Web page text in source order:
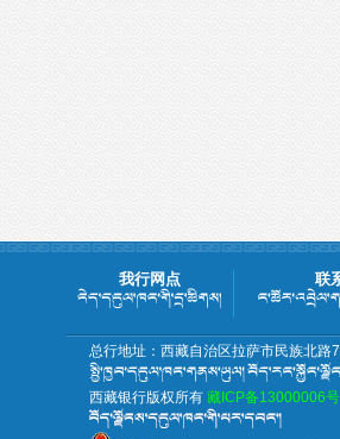
我行网点 联
总行地址：西藏自治区拉萨市民族北路
西藏银行版权所有 藏ICP备13000006号